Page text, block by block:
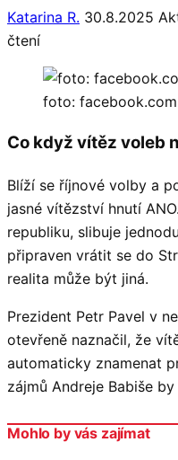
Katarina R. 30.8.2025
čtení
foto: facebook.com
Co když vítěz voleb
Blíží se říjnové volby a
jasné vítězství hnutí
republiku, slibuje
připraven vrátit se do
realita může být jiná.
Prezident Petr Pavel v
otevřeně naznačil, že
automaticky znamenat
zájmů Andreje Babiše
Mohlo by vás zajímat